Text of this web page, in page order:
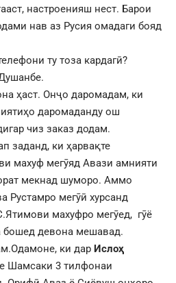
настроенияш нест. Барои
нав аз Русия омадаги бояд
ту тоза кардагӣ?
ҳаст. Онҷо даромадам, ки
даромаданду ош
чиз заказ додам.
заданд, ки ҳарвақте
махуф мегӯяд Авази амнияти
мекнад шуморо. Аммо
Рустамро мегӯӣ хурсанд
махуфро мегӯед, гӯё
бошед девона мешавад.
ки дар Ислоҳ
Шамсаки 3 тилфонаи